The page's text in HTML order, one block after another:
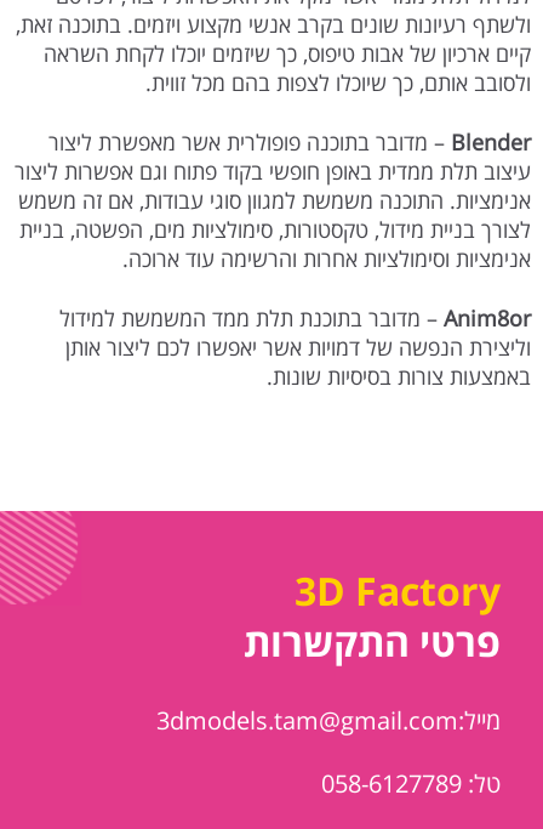
ולשתף רעיונות שונים בקרב אנשי מקצוע ויזמים. בתוכנה זאת,
קיים ארכיון של אבות טיפוס, כך שיזמים יוכלו לקחת השראה
ולסובב אותם, כך שיוכלו לצפות בהם מכל זווית.
Blender – מדובר בתוכנה פופולרית אשר מאפשרת ליצור
עיצוב תלת ממדית באופן חופשי בקוד פתוח וגם אפשרות ליצור
אנימציות. התוכנה משמשת למגוון סוגי עבודות, אם זה משמש
לצורך בניית מידול, טקסטורות, סימולציות מים, הפשטה, בניית
אנימציות וסימולציות אחרות והרשימה עוד ארוכה.
Anim8or – מדובר בתוכנת תלת ממד המשמשת למידול
וליצירת הנפשה של דמויות אשר יאפשרו לכם ליצור אותן
באמצעות צורות בסיסיות שונות.
3D Factory
פרטי התקשרות
מייל:3dmodels.tam@gmail.com
טל: 058-6127789